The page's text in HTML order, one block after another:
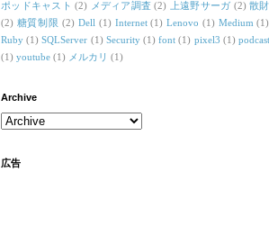
ポッドキャスト (2) メディア調査 (2) 上遠野サーガ (2) 散財
(2) 糖質制限 (2) Dell (1) Internet (1) Lenovo (1) Medium (1)
Ruby (1) SQLServer (1) Security (1) font (1) pixel3 (1) podcast
(1) youtube (1) メルカリ (1)
Archive
広告